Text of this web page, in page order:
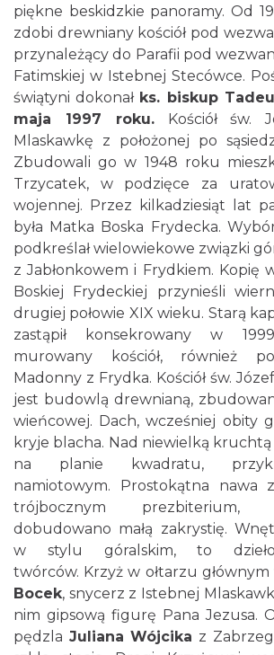
piękne beskidzkie panoramy. Od
zdobi drewniany kościół pod
przynależący do Parafii pod
Fatimskiej w Istebnej Stecówce.
świątyni dokonał ks. biskup
maja 1997 roku.Kościół św.
Mlaskawkę z położonej po
Zbudowali go w 1948 roku
Trzycatek, w podzięce za
wojennej. Przez kilkadziesiąt lat
była Matka Boska Frydecka.
podkreślał wielowiekowe związki
z Jabłonkowem i Frydkiem. Kopię
Boskiej Frydeckiej przynieśli
drugiej połowie XIX wieku. Starą
zastąpił konsekrowany w
murowany kościół, również
Madonny z Frydka. Kościół św.
jest budowlą drewnianą,
wieńcowej. Dach, wcześniej obity
kryje blacha. Nad niewielką kruchtą
na planie kwadratu,
namiotowym. Prostokątna nawa
trójbocznym
dobudowano małą zakrystię.
w stylu góralskim, to dzieło
twórców. Krzyż w ołtarzu głównym
Bocek, snycerz z Istebnej
nim gipsową figurę Pana Jezusa.
pędzla Juliana Wójcika z